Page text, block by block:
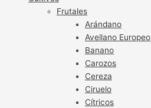
Frutales
Arándano
Avellano Europeo
Banano
Carozos
Cereza
Ciruelo
Cítricos